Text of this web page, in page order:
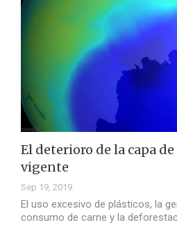
El deterioro de la capa
vigente
Sep 19, 2019
El uso excesivo de plásticos, la
consumo de carne y la